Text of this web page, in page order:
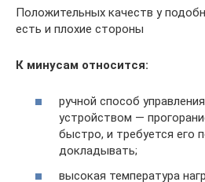
Положительных качеств у
есть и плохие стороны
К минусам относится:
ручной способ
устройством —
быстро, и требуется его
докладывать;
высокая температура